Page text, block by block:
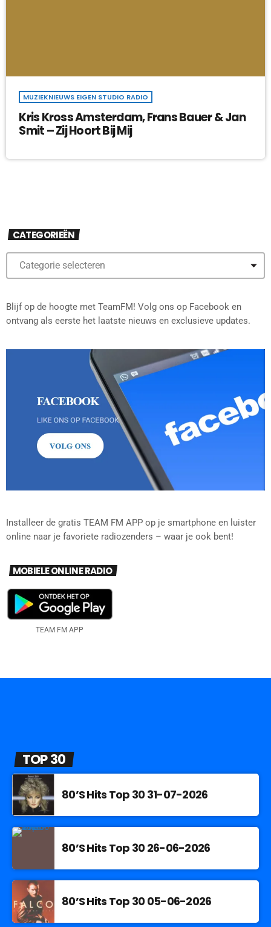
MUZIEKNIEUWS EIGEN STUDIO RADIO
Kris Kross Amsterdam, Frans Bauer & Jan
Smit – Zij Hoort Bij Mij
CATEGORIEËN
Blijf op de hoogte met TeamFM! Volg ons op Facebook en
ontvang als eerste het laatste nieuws en exclusieve updates.
Installeer de gratis TEAM FM APP op je smartphone en luister
online naar je favoriete radiozenders – waar je ook bent!
MOBIELE ONLINE RADIO
TEAM FM APP
TOP 30
80’S Hits Top 30 31-07-2026
80’S Hits Top 30 26-06-2026
80’S Hits Top 30 05-06-2026